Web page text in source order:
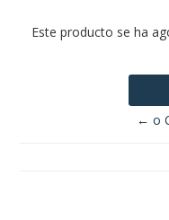
Este producto se ha
← o